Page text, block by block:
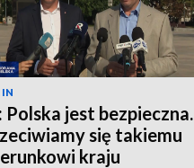
Polska jest bezpieczna.
się takiemu
kraju